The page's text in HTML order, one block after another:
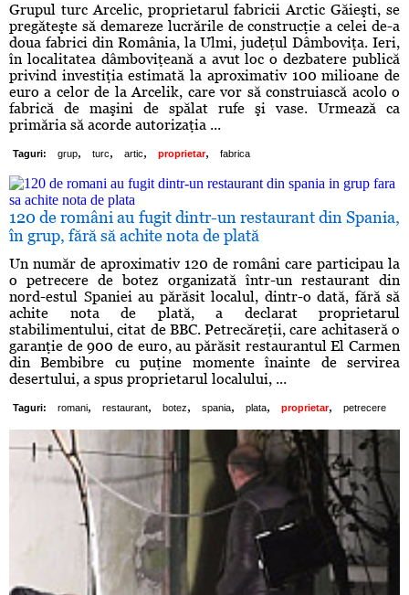
Grupul turc Arcelic, proprietarul fabricii Arctic Găieşti, se
pregăteşte să demareze lucrările de construcţie a celei de-a
doua fabrici din România, la Ulmi, judeţul Dâmboviţa. Ieri,
în localitatea dâmboviţeană a avut loc o dezbatere publică
privind investiţia estimată la aproximativ 100 milioane de
euro a celor de la Arcelik, care vor să construiască acolo o
fabrică de maşini de spălat rufe şi vase. Urmează ca
primăria să acorde autorizaţia ...
Taguri: grup, turc, artic, proprietar, fabrica
120 de români au fugit dintr-un restaurant din Spania,
în grup, fără să achite nota de plată
Un număr de aproximativ 120 de români care participau la
o petrecere de botez organizată într-un restaurant din
nord-estul Spaniei au părăsit localul, dintr-o dată, fără să
achite nota de plată, a declarat proprietarul
stabilimentului, citat de BBC. Petrecăreţii, care achitaseră o
garanţie de 900 de euro, au părăsit restaurantul El Carmen
din Bembibre cu puţine momente înainte de servirea
desertului, a spus proprietarul localului, ...
Taguri: romani, restaurant, botez, spania, plata, proprietar, petrecere